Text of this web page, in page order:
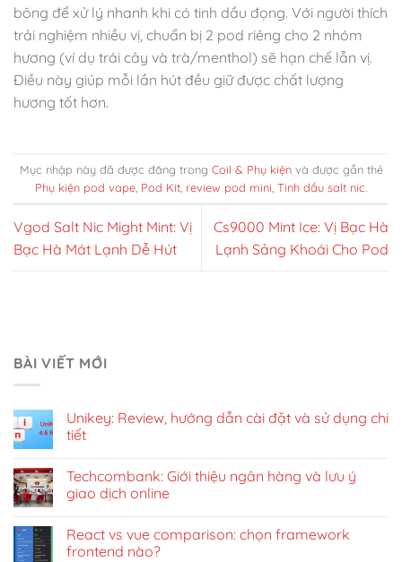
bông để xử lý nhanh khi có tinh dầu đọng. Với người thích
trải nghiệm nhiều vị, chuẩn bị 2 pod riêng cho 2 nhóm
hương (ví dụ trái cây và trà/menthol) sẽ hạn chế lẫn vị.
Điều này giúp mỗi lần hút đều giữ được chất lượng
hương tốt hơn.
Mục nhập này đã được đăng trong Coil & Phụ kiệnvà được gắn thẻ
Phụ kiện pod vape Pod Kit review pod mini Tinh dầu salt nic
Vgod Salt Nic Might Mint: Vị
Bạc Hà Mát Lạnh Dễ Hút
Cs9000 Mint Ice: Vị Bạc Hà
Lạnh Sảng Khoái Cho Pod
BÀI VIẾT MỚI
Unikey: Review, hướng dẫn cài đặt và sử dụng chi
tiết
Techcombank: Giới thiệu ngân hàng và lưu ý
giao dịch online
React vs vue comparison: chọn framework
frontend nào?